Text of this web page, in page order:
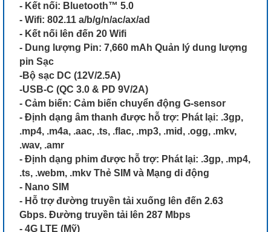
- Kết nối: Bluetooth™ 5.0
- Wifi: 802.11 a/b/g/n/ac/ax/ad
- Kết nối lên đến 20 Wifi
- Dung lượng Pin: 7,660 mAh Quản lý dung lượng
pin Sạc
-Bộ sạc DC (12V/2.5A)
-USB-C (QC 3.0 & PD 9V/2A)
- Cảm biến: Cảm biến chuyển động G-sensor
- Định dạng âm thanh được hỗ trợ: Phát lại: .3gp,
.mp4, .m4a, .aac, .ts, .flac, .mp3, .mid, .ogg, .mkv,
.wav, .amr
- Định dạng phim được hỗ trợ: Phát lại: .3gp, .mp4,
.ts, .webm, .mkv Thẻ SIM và Mạng di động
- Nano SIM
- Hỗ trợ đường truyền tải xuống lên đến 2.63
Gbps. Đường truyền tải lên 287 Mbps
- 4G LTE (Mỹ)